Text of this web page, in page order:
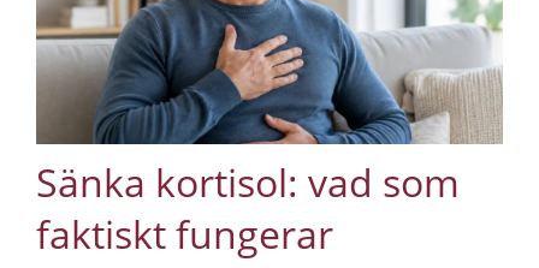
Sänka kortisol: vad som
faktiskt fungerar